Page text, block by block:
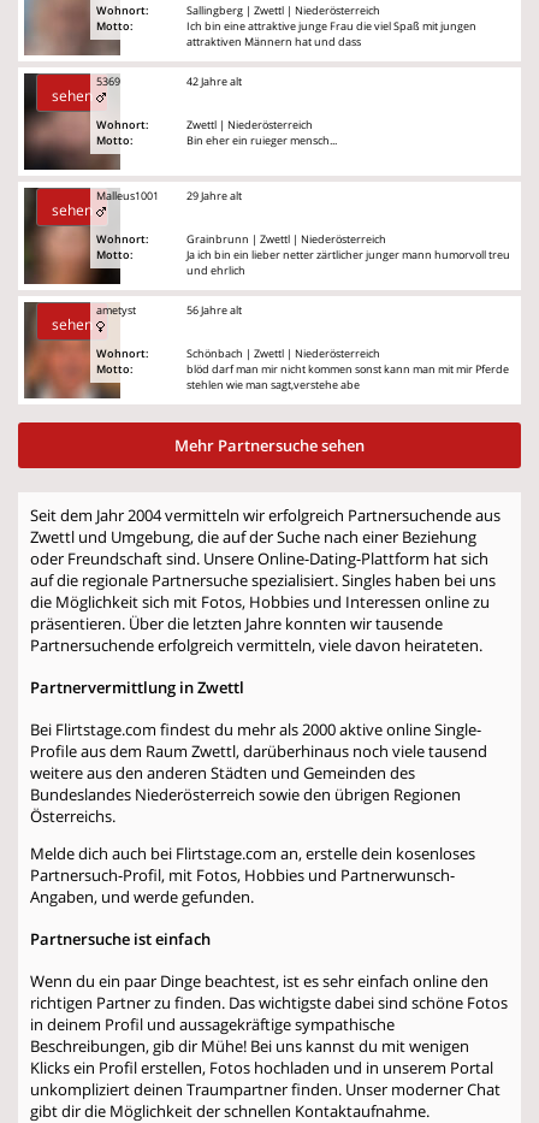
Wohnort:
Motto:
Sallingberg | Zwettl | Niederösterreich
Ich bin eine attraktive junge Frau die viel Spaß mit jungen
attraktiven Männern hat und dass
sehen
5369
Wohnort:
Motto:
42 Jahre alt
Zwettl | Niederösterreich
Bin eher ein ruieger mensch...
sehen
Malleus1001
Wohnort:
Motto:
29 Jahre alt
Grainbrunn | Zwettl | Niederösterreich
Ja ich bin ein lieber netter zärtlicher junger mann humorvoll treu
und ehrlich
sehen
ametyst
Wohnort:
Motto:
56 Jahre alt
Schönbach | Zwettl | Niederösterreich
blöd darf man mir nicht kommen sonst kann man mit mir Pferde
stehlen wie man sagt,verstehe abe
Mehr Partnersuche sehen
Seit dem Jahr 2004 vermitteln wir erfolgreich Partnersuchende aus
Zwettl und Umgebung, die auf der Suche nach einer Beziehung
oder Freundschaft sind. Unsere Online-Dating-Plattform hat sich
auf die regionale Partnersuche spezialisiert. Singles haben bei uns
die Möglichkeit sich mit Fotos, Hobbies und Interessen online zu
präsentieren. Über die letzten Jahre konnten wir tausende
Partnersuchende erfolgreich vermitteln, viele davon heirateten.
Partnervermittlung in Zwettl
Bei Flirtstage.com findest du mehr als 2000 aktive online Single-
Profile aus dem Raum Zwettl, darüberhinaus noch viele tausend
weitere aus den anderen Städten und Gemeinden des
Bundeslandes Niederösterreich sowie den übrigen Regionen
Österreichs.
Melde dich auch bei Flirtstage.com an, erstelle dein kosenloses
Partnersuch-Profil, mit Fotos, Hobbies und Partnerwunsch-
Angaben, und werde gefunden.
Partnersuche ist einfach
Wenn du ein paar Dinge beachtest, ist es sehr einfach online den
richtigen Partner zu finden. Das wichtigste dabei sind schöne Fotos
in deinem Profil und aussagekräftige sympathische
Beschreibungen, gib dir Mühe! Bei uns kannst du mit wenigen
Klicks ein Profil erstellen, Fotos hochladen und in unserem Portal
unkompliziert deinen Traumpartner finden. Unser moderner Chat
gibt dir die Möglichkeit der schnellen Kontaktaufnahme.